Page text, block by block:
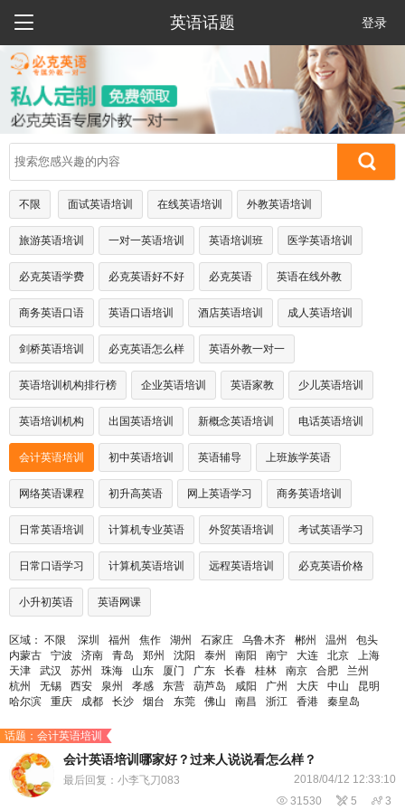
 英语话题 登录
不限 面试英语培训 在线英语培训 外教英语培训
旅游英语培训 一对一英语培训 英语培训班 医学英语培训
必克英语学费 必克英语好不好 必克英语 英语在线外教
商务英语口语 英语口语培训 酒店英语培训 成人英语培训
剑桥英语培训 必克英语怎么样 英语外教一对一
英语培训机构排行榜 企业英语培训 英语家教 少儿英语培训
英语培训机构 出国英语培训 新概念英语培训 电话英语培训
会计英语培训 初中英语培训 英语辅导 上班族学英语
网络英语课程 初升高英语 网上英语学习 商务英语培训
日常英语培训 计算机专业英语 外贸英语培训 考试英语学习
日常口语学习 计算机英语培训 远程英语培训 必克英语价格
小升初英语 英语网课
区域： 不限 深圳 福州 焦作 湖州 石家庄 乌鲁木齐 郴州 温州
包头
内蒙古
宁波 济南 青岛 郑州 沈阳 泰州 南阳 南宁 大连 北京
上海
天津
武汉 苏州 珠海 山东 厦门 广东 长春 桂林 南京 合肥
兰州
杭州
无锡 西安 泉州 孝感 东营 葫芦岛 咸阳 广州 大庆 中山
昆明
哈尔滨
重庆 成都 长沙 烟台 东莞 佛山 南昌 浙江 香港 秦皇岛
话题：会计英语培训
会计英语培训哪家好？过来人说说看怎么样？
最后回复：小李飞刀083 2018/04/12 12:33:10
 31530  5  3